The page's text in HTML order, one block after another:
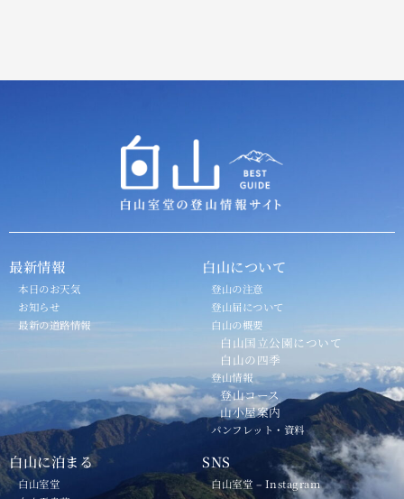
最新情報
本日のお天気
お知らせ
最新の道路情報
白山について
登山の注意
登山届について
白山の概要
白山国立公園について
白山の四季
登山情報
登山コース
山小屋案内
パンフレット・資料
白山に泊まる
白山室堂
SNS
白山室堂 – Instagram